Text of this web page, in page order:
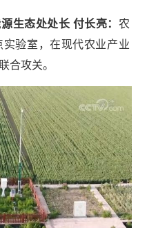
生态处处长 付长亮： 农
验室，在现代农业产业
合攻关。